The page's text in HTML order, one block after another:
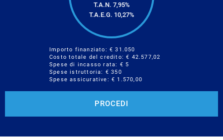
T.A.N. 7,95%
T.A.E.G. 10,27%
Importo finanziato: €31.050
Costo totale del credito: € 42.577,02
Spese di incasso rata: € 5
Spese istruttoria: € 350
Spese assicurative: € 1.570,00
PROCEDI